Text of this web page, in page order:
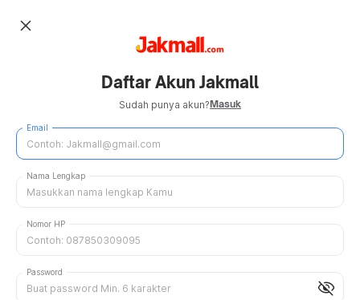
close
Daftar Akun Jakmall
Sudah punya akun?Masuk
Email
Nama Lengkap
Nomor HP
visibility_off
Password